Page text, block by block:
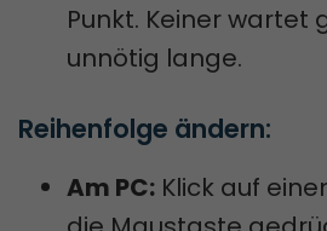
Punkt. Keiner wartet
unnötig lange.
Reihenfolge ändern:
Am PC: Klick auf